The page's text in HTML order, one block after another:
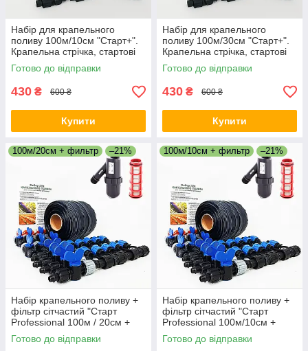
Набір для крапельного
поливу 100м/10см "Старт+".
Крапельна стрічка, стартові
фітинги, заглушки,
ремонтники.
Готово до відправки
430 ₴ 600 ₴
Купити
Набір для крапельного
поливу 100м/30см "Старт+".
Крапельна стрічка, стартові
фітинги, заглушки,
ремонтники.
Готово до відправки
430 ₴ 600 ₴
Купити
100м/20см + фильтр –21%
Набір крапельного поливу +
фільтр сітчастий "Старт
Professional 100м / 20см +
фільтр". Крапельна стрічка,
краники.
Готово до відправки
100м/10см + фильтр –21%
Набір крапельного поливу +
фільтр сітчастий "Старт
Professional 100м/10см +
фільтр". Крапельна стрічка,
краники.
Готово до відправки